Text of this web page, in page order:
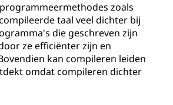
zoals
taal veel dichter bij
die geschreven zijn
ze efficiënter zijn en
kan compileren leiden
omdat compileren dichter